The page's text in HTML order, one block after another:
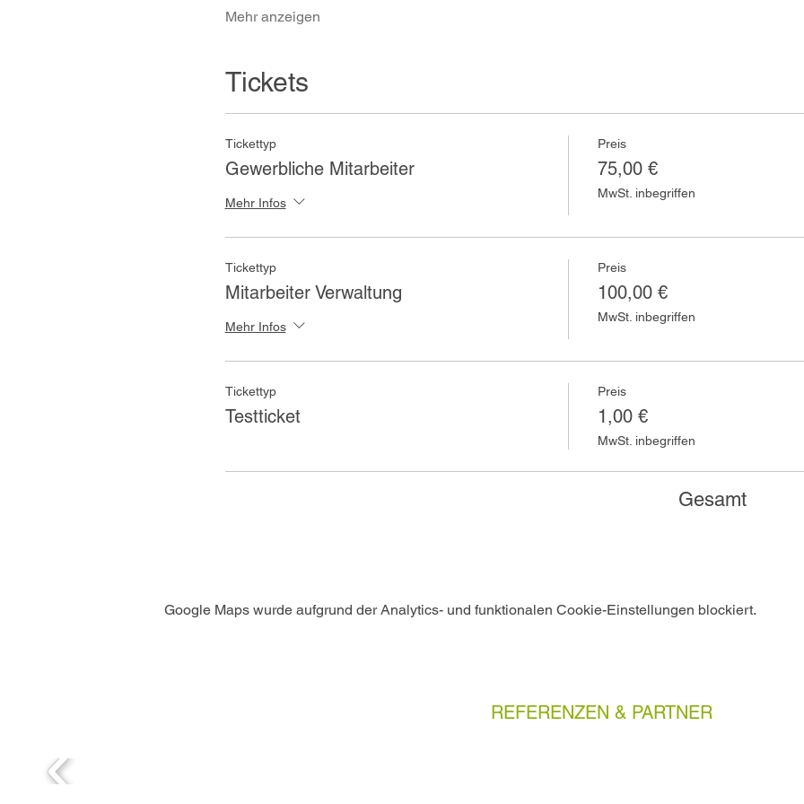
Mehr anzeigen
Tickets
Tickettyp
Gewerbliche Mitarbeiter
Mehr Infos
Preis
75,00 €
MwSt. inbegriffen
Tickettyp
Mitarbeiter Verwaltung
Mehr Infos
Preis
100,00 €
MwSt. inbegriffen
Tickettyp
Testticket
Preis
1,00 €
MwSt. inbegriffen
Gesamt
Google Maps wurde aufgrund der Analytics- und funktionalen Cookie-Einstellungen blockiert.
REFERENZEN & PARTNER